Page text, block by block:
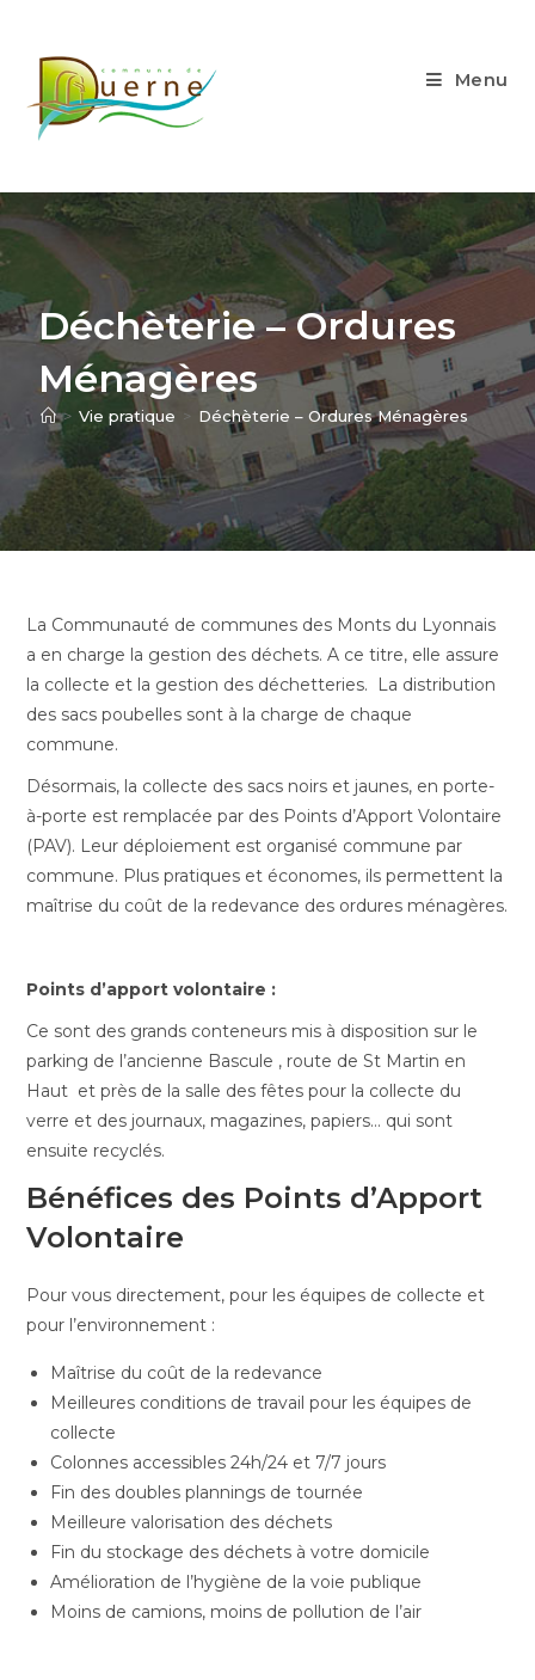
content
Menu
Déchèterie – Ordures
Ménagères
> Vie pratique > Déchèterie – Ordures Ménagères
La Communauté de communes des Monts du Lyonnais
a en charge la gestion des déchets. A ce titre, elle assure
la collecte et la gestion des déchetteries. La distribution
des sacs poubelles sont à la charge de chaque
commune.
Désormais, la collecte des sacs noirs et jaunes, en porte-
à-porte est remplacée par des Points d’Apport Volontaire
(PAV). Leur déploiement est organisé commune par
commune. Plus pratiques et économes, ils permettent la
maîtrise du coût de la redevance des ordures ménagères.
Points d’apport volontaire :
Ce sont des grands conteneurs mis à disposition sur le
parking de l’ancienne Bascule , route de St Martin en
Haut et près de la salle des fêtes pour la collecte du
verre et des journaux, magazines, papiers… qui sont
ensuite recyclés.
Bénéfices des Points d’Apport
Volontaire
Pour vous directement, pour les équipes de collecte et
pour l’environnement :
Maîtrise du coût de la redevance
Meilleures conditions de travail pour les équipes de
collecte
Colonnes accessibles 24h/24 et 7/7 jours
Fin des doubles plannings de tournée
Meilleure valorisation des déchets
Fin du stockage des déchets à votre domicile
Amélioration de l’hygiène de la voie publique
Moins de camions, moins de pollution de l’air